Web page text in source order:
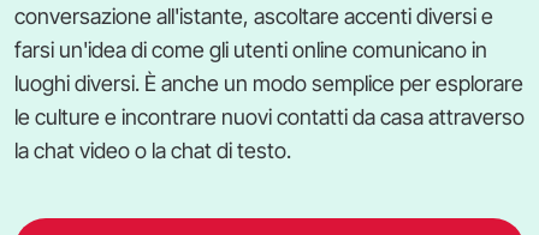
conversazione all'istante, ascoltare accenti diversi e
farsi un'idea di come gli utenti online comunicano in
luoghi diversi. È anche un modo semplice per esplorare
le culture e incontrare nuovi contatti da casa attraverso
la chat video o la chat di testo.